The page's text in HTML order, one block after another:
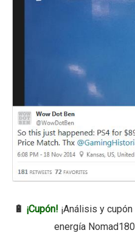
🔋 ¡Cupón! ¡Análisis y
energía